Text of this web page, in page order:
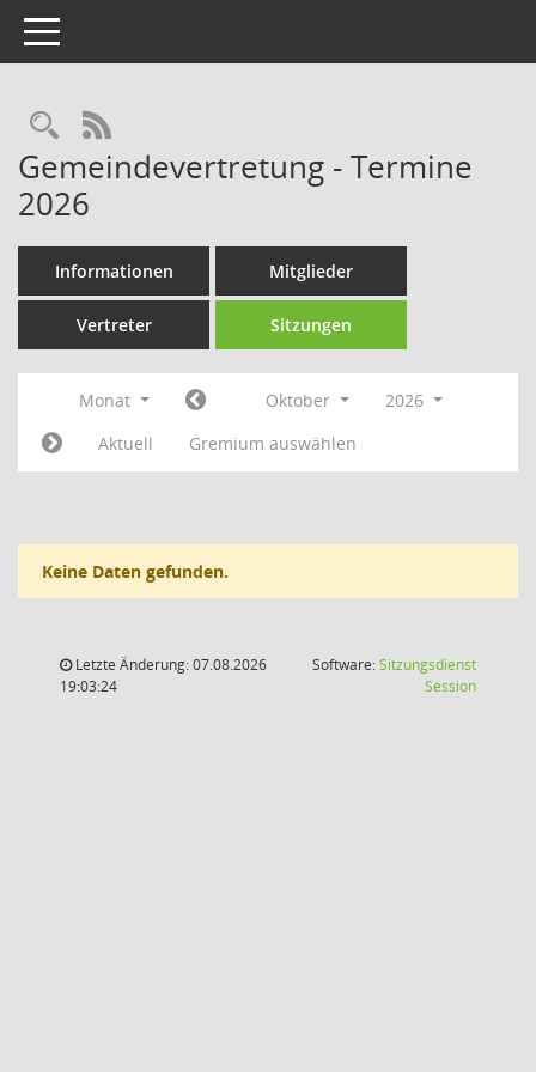
Toggle navigation
Rechercheauswahl
RSS-Feed
Gemeindevertretung - Termine
2026
Informationen Mitglieder
Vertreter Sitzungen
Monat Oktober
2026
Aktuell
Gremium auswählen
Keine Daten gefunden.
Letzte Änderung: 07.08.2026
19:03:24
Software:Sitzungsdienst
Session(Wird in